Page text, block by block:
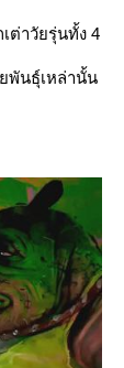
ต่าวัยรุ่นทั้ง 4
พันธุ์เหล่านั้น